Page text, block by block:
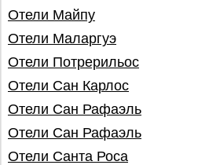
Отели Майпу
Отели Маларгуэ
Отели Потрерильос
Отели Сан Карлос
Отели Сан Рафаэль
Отели Сан Рафаэль
Отели Санта Роса